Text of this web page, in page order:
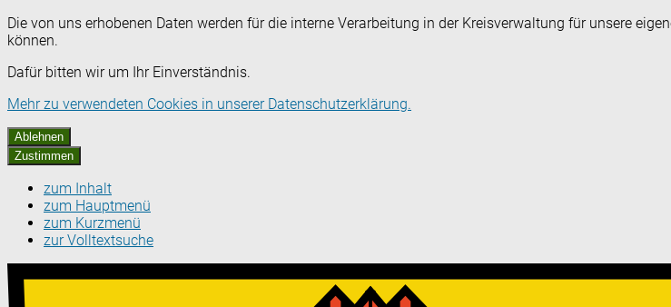
Die von uns erhobenen Daten werden für die interne Verarbeitung in der Kreisverwaltung für unsere
können.
Dafür bitten wir um Ihr Einverständnis.
Mehr zu verwendeten Cookies in unserer Datenschutzerklärung.
Ablehnen
Zustimmen
zum Inhalt
zum Hauptmenü
zum Kurzmenü
zur Volltextsuche